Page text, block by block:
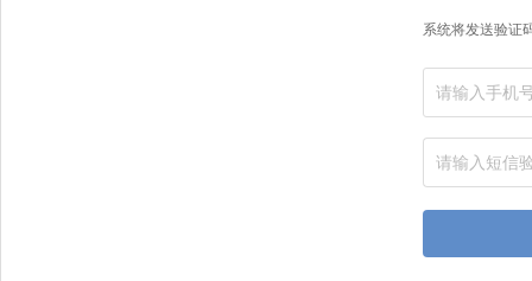
系统将发送验证